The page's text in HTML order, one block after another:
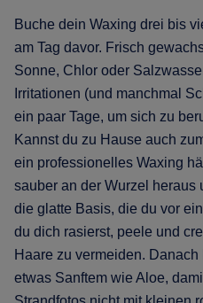
Buche dein Waxing drei bis
am Tag davor. Frisch
Sonne, Chlor oder
Irritationen (und manchmal
ein paar Tage, um sich zu
Kannst du zu Hause auch
ein professionelles Waxing
sauber an der Wurzel heraus
die glatte Basis, die du vor
du dich rasierst, peele und
Haare zu vermeiden.
etwas Sanftem wie Aloe,